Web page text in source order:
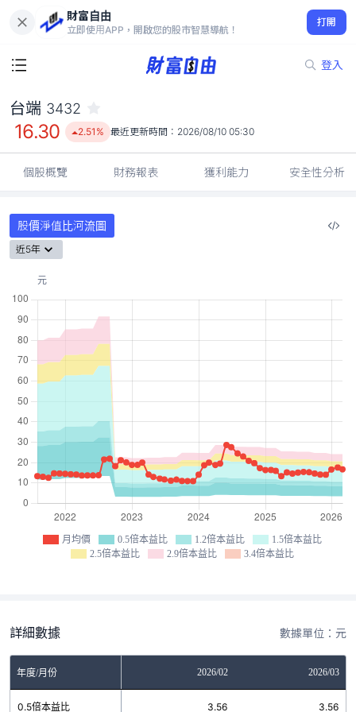
財富自由
立即使用APP，開啟您的股市智慧導航！
打開
登入
16.30
2.51%
台端 3432
16.30 2.51% 最近更新時間： 2026/08/10 05:30
個股概覽 財務報表 獲利能力 安全性分析
股價淨值比河流圖
近5年
月均價 0.5倍本益比 1.2倍本益比
1.5倍本益比
2.5倍本益比
2.9倍本益比 3.4倍本益比
詳細數據 數據單位：元
年度/月份 2026/02 2026/03
0.5倍本益比 3.56 3.56